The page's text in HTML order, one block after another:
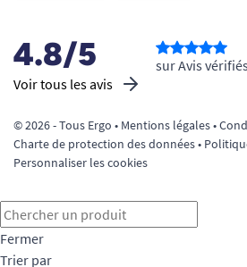
4.8/5
Voir tous les avis
sur Avis vérifiés
© 2026 - Tous Ergo • Mentions légales•
Charte de protection des données•
Personnaliser les cookies
Fermer
Trier par